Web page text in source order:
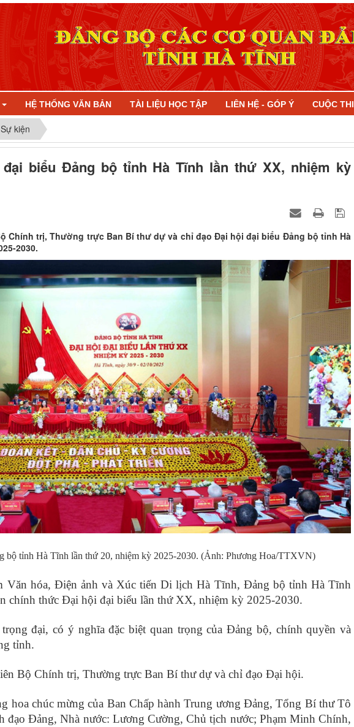
HỆ THỐNG VĂN BẢN TÀI LIỆU HỌC TẬP LIÊN HỆ - GÓP Ý CUỘC THI
kiện
biểu Đảng bộ tỉnh Hà Tĩnh lần thứ XX, nhiệm kỳ
Chính trị, Thường trực Ban Bí thư dự và chỉ đạo Đại hội đại biểu Đảng bộ tỉnh Hà
2030.
bộ tỉnh Hà Tĩnh lần thứ 20, nhiệm kỳ 2025-2030. (Ảnh: Phương Hoa/TTXVN)
Văn hóa, Điện ảnh và Xúc tiến Di lịch Hà Tĩnh, Đảng bộ tỉnh Hà Tĩnh
chính thức Đại hội đại biểu lần thứ XX, nhiệm kỳ 2025-2030.
đại, có ý nghĩa đặc biệt quan trọng của Đảng bộ, chính quyền và
tỉnh.
Bộ Chính trị, Thường trực Ban Bí thư dự và chỉ đạo Đại hội.
hoa chúc mừng của Ban Chấp hành Trung ương Đảng, Tổng Bí thư Tô
đạo Đảng, Nhà nước: Lương Cường, Chủ tịch nước; Phạm Minh Chính,